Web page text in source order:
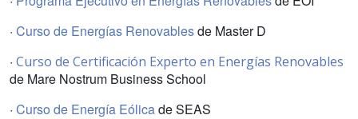
· Curso de Energías Renovablesde Master D
· Curso de Certificación Experto en Energías Renovables
de Mare Nostrum Business School
· Curso de Energía Eólicade SEAS